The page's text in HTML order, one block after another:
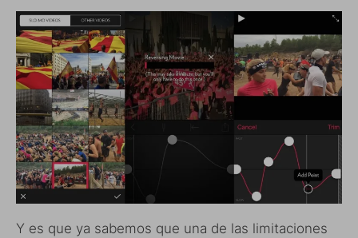
Y es que ya sabemos que una de las limitaciones